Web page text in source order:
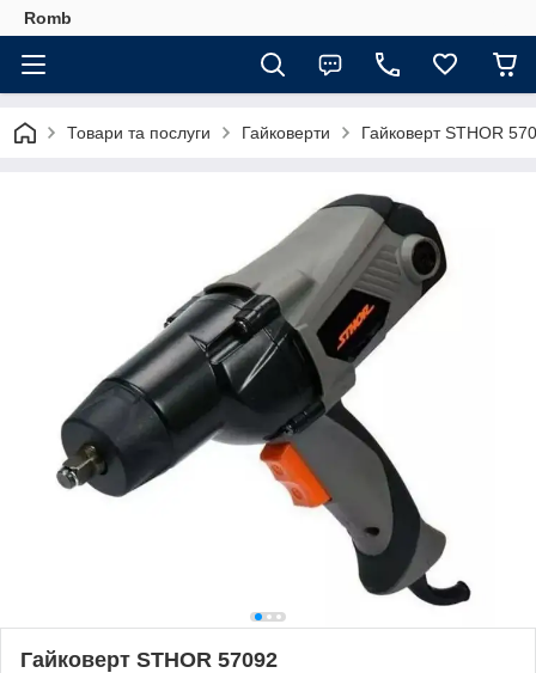
Romb
Товари та послуги Гайковерти Гайковерт STHOR
Гайковерт STHOR 57092